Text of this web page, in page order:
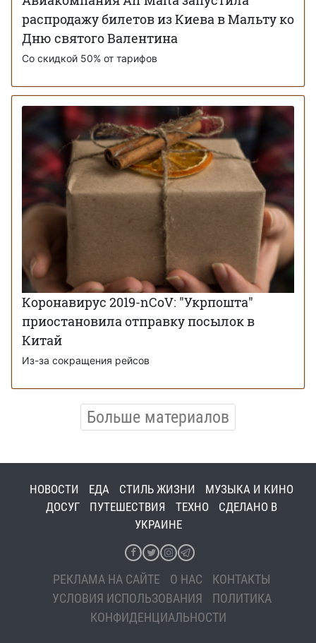
распродажу билетов из Киева в Мальту ко
Дню святого Валентина
Со скидкой 50% от тарифов
Коронавирус 2019-nCoV: "Укрпошта"
приостановила отправку посылок в
Китай
Из-за сокращения рейсов
Больше материалов
НОВОСТИ ЕДА СТИЛЬ ЖИЗНИ
МУЗЫКА И КИНО
ДОСУГ
ПУТЕШЕСТВИЯ ТЕХНО
СДЕЛАНО В
УКРАИНЕ
РЕКЛАМА НА САЙТЕ О НАС
КОНТАКТЫ
УСЛОВИЯ ИСПОЛЬЗОВАНИЯ
ПОЛИТИКА
КОНФИДЕНЦИАЛЬНОСТИ